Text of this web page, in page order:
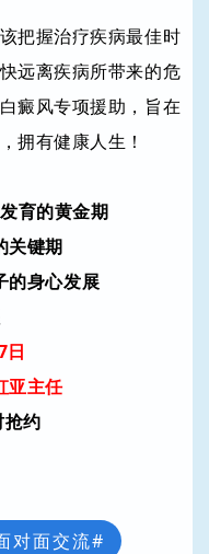
把握治疗疾病最佳时
远离疾病所带来的危
癜风专项援助，旨在
拥有健康人生！
育的黄金期
关键期
的身心发展
亚主任
约
对面交流#